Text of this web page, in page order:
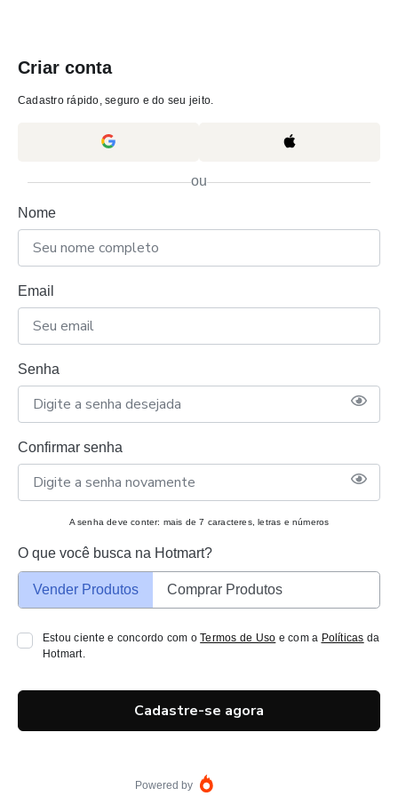
Criar conta
Cadastro rápido, seguro e do seu jeito.
ou
Nome
Email
Senha
Confirmar senha
A senha deve conter: mais de 7 caracteres, letras e números
O que você busca na Hotmart?
Vender Produtos Comprar Produtos
Estou ciente e concordo com oTermos de Uso e com a Políticas da
Hotmart.
Cadastre-se agora
Powered by